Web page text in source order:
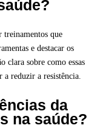
treinamentos que
e destacar os
clara sobre como essas
reduzir a resistência.
da
na saúde?